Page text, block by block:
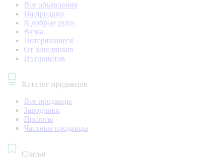
Все объявления
На продажу
В добрые руки
Вязка
Потерявшиеся
От заводчиков
Из приютов
Каталог продавцов
Все продавцы
Заводчики
Приюты
Частные продавцы
Статьи